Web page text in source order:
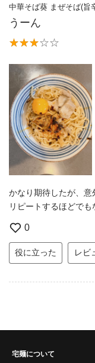
中華そば葵 まぜそば(旨
うーん
かなり期待したが、意
リピートするほどでも
0
役に立った レビ
宅麺について